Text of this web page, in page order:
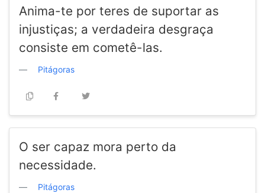
Anima-te por teres de suportar as
injustiças; a verdadeira desgraça
consiste em cometê-las.
Pitágoras
O ser capaz mora perto da
necessidade.
Pitágoras